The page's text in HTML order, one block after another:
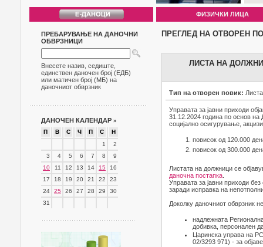
ФИЗИЧКИ ЛИЦА
ПРЕБАРУВАЊЕ НА ДАНОЧНИ
ОБВРЗНИЦИ
Внесете назив, седиште,
единствен даночен број (ЕДБ)
или матичен број (МБ) на
даночниот обврзник
ДАНОЧЕН КАЛЕНДАР »
П В С Ч П С
Н
1
2
3
4 5 6 7 8
9
10
11 12 13 14 15
16
17
18 19 20 21 22
23
24
25 26 27 28 29
30
31
ПРЕГЛЕД НА ОТВОРЕН
ЛИСТА НА
Тип на отворен повик:
Управата за јавни приходи
31.12.2024 година по основ
социјално осигурување,
повисок од 120.000
повисок од 300.000
Листата на должници се
даночна постапка
Управата за јавни приходи
заради исправка на
Доколку даночниот обврзник
надлежната
добивка, персонален
Царинска управа на
02/3293 971) - за